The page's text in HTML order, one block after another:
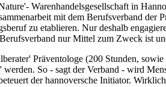
Warenhandelsgesellschaft in
mit dem Berufsverband der
zu etablieren. Nur deshalb
nur Mittel zum Zweck ist
Präventologe (200 Stunden,
So - sagt der Verband - wird
der hannoversche Initiator.